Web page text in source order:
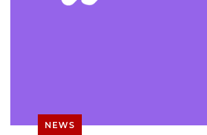
NEWS